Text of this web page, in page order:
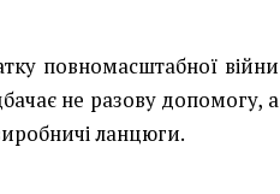
повномасштабної війни
не разову допомогу, а
ланцюги.